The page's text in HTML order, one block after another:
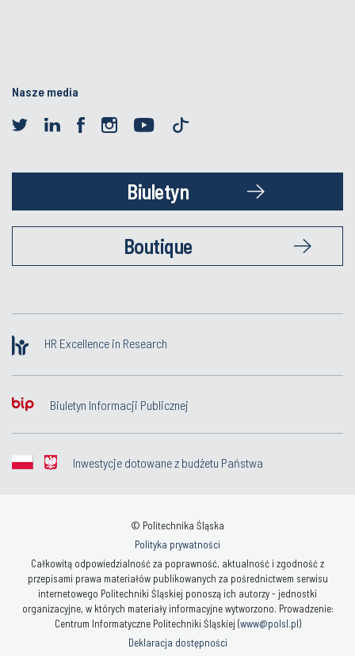
Nasze media
Biuletyn
Boutique
HR Excellence in Research
Biuletyn Informacji Publicznej
Inwestycje dotowane z budżetu Państwa
© Politechnika Śląska
Polityka prywatności
Całkowitą odpowiedzialność za poprawność, aktualność i zgodność z
przepisami prawa materiałów publikowanych za pośrednictwem serwisu
internetowego Politechniki Śląskiej ponoszą ich autorzy - jednostki
organizacyjne, w których materiały informacyjne wytworzono. Prowadzenie:
Centrum Informatyczne Politechniki Śląskiej (www@polsl.pl)
Deklaracja dostępności